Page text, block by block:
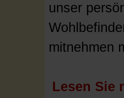
unser
mitnehmen
Lesen Sie